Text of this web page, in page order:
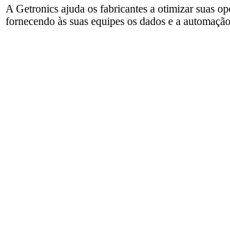
A Getronics ajuda os fabricantes a otimizar suas
fornecendo às suas equipes os dados e a